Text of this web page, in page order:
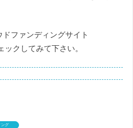
ファンディングサイト
ックしてみて下さい。
ング